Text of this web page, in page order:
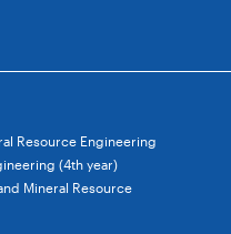
Resource Engineering
(4th year)
Mineral Resource